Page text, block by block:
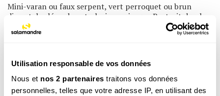
Utilisation responsable de vos données
Nous et nos 2 partenaires traitons vos données
personnelles, telles que votre adresse IP, en utilisant des
Mini-varan ou faux serpent, vert perroquet ou brun
discret, les lézards ont plusieurs visages. Portrait du plus
commun : le lézard des murailles.
PHOTOS
qui se raréfie
Taille intermédiaire, robe discrète, le lézard des souches
est un roi du camouflage. Ce bel animal qui se raréfie